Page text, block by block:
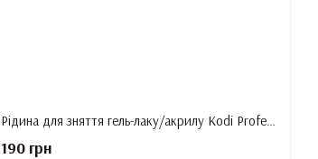
Рідина для зняття гель-лаку/акрилу Kodi Professional Tips Off, 250 мл
190 грн